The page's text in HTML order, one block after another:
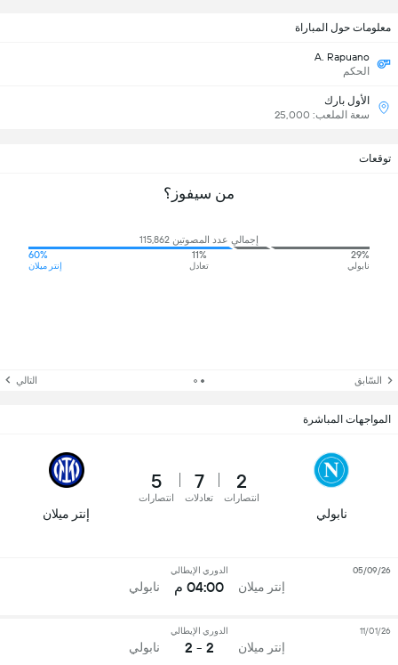
معلومات حول المباراة
A. Rapuano
الحكم
الأول بارك
سعة الملعب: 25,000
توقعات
من سيفوز؟
إجمالي عدد المصوتين 115,862
29%
نابولي
11%
تعادل
60%
إنتر ميلان
السّابق التالي
المواجهات المباشرة
نابولي
2
انتصارات
7
تعادلات
5
انتصارات
إنتر ميلان
إنتر ميلان
الدوري الإيطالي
04:00 م نابولي
05/09/26
إنتر ميلان
الدوري الإيطالي
2 - 2 نابولي
11/01/26